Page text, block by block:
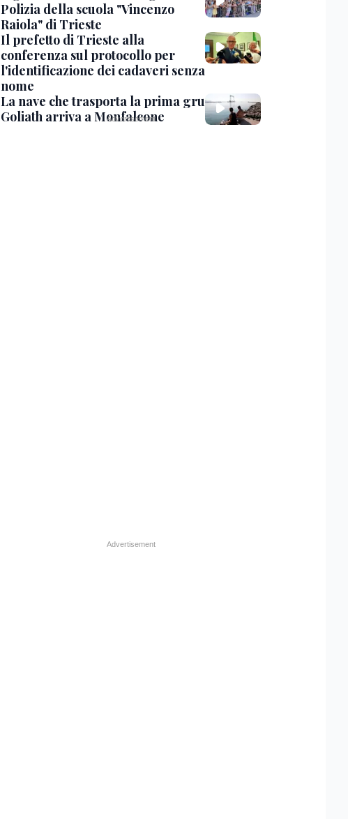
Polizia della scuola "Vincenzo
Raiola" di Trieste
Il prefetto di Trieste alla
conferenza sul protocollo per
l'identificazione dei cadaveri senza
nome
La nave che trasporta la prima gru
Goliath arriva a Monfalcone